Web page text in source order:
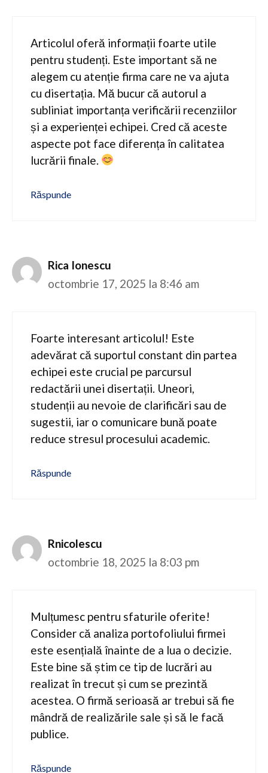
Articolul oferă informații foarte utile
pentru studenți. Este important să ne
alegem cu atenție firma care ne va ajuta
cu disertația. Mă bucur că autorul a
subliniat importanța verificării recenziilor
și a experienței echipei. Cred că aceste
aspecte pot face diferența în calitatea
lucrării finale.
Răspunde
Rica Ionescu
octombrie 17, 2025 la 8:46 am
Foarte interesant articolul! Este
adevărat că suportul constant din partea
echipei este crucial pe parcursul
redactării unei disertații. Uneori,
studenții au nevoie de clarificări sau de
sugestii, iar o comunicare bună poate
reduce stresul procesului academic.
Răspunde
Rnicolescu
octombrie 18, 2025 la 8:03 pm
Mulțumesc pentru sfaturile oferite!
Consider că analiza portofoliului firmei
este esențială înainte de a lua o decizie.
Este bine să știm ce tip de lucrări au
realizat în trecut și cum se prezintă
acestea. O firmă serioasă ar trebui să fie
mândră de realizările sale și să le facă
publice.
Răspunde